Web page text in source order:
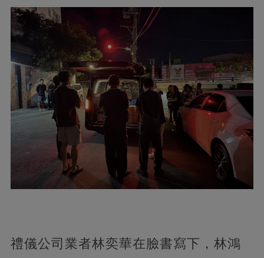
禮儀公司業者林奕華在臉書寫下，林鴻